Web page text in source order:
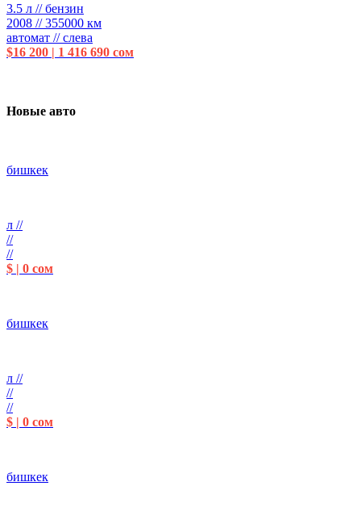
3.5 л // бензин
2008 // 355000 км
автомат // слева
$16 200 | 1 416 690 сом
Новые авто
бишкек
л //
//
//
$ | 0 сом
бишкек
л //
//
//
$ | 0 сом
бишкек